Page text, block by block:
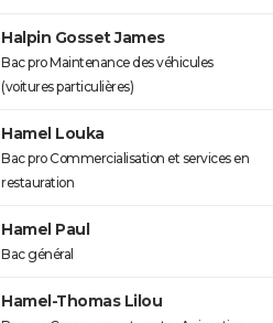
Halpin Gosset James
Bac pro Maintenance des véhicules
(voitures particulières)
Hamel Louka
Bac pro Commercialisation et services en
restauration
Hamel Paul
Bac général
Hamel-Thomas Lilou